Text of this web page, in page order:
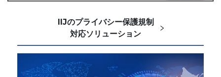
IIJのプライバシー保護規制
対応ソリューション